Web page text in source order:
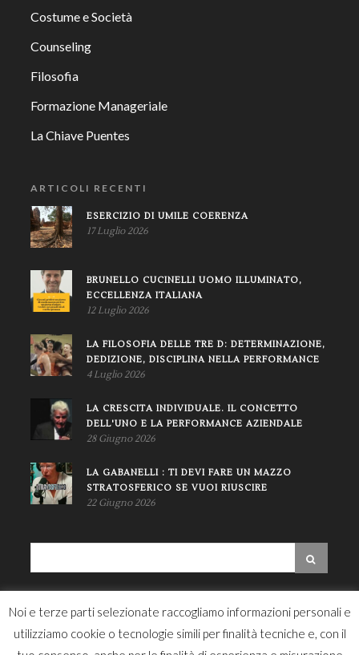
Costume e Società
Counseling
Filosofia
Formazione Manageriale
La Chiave Puentes
ARTICOLI RECENTI
ESERCIZIO DI UMILE COERENZA
17 Luglio 2026
BRUNELLO CUCINELLI UOMO ILLUMINATO,
ECCELLENZA ITALIANA
12 Luglio 2026
LA FILOSOFIA DELLE TRE D: DETERMINAZIONE,
DEDIZIONE, DISCIPLINA NELLA PERFORMANCE
4 Luglio 2026
LA CRESCITA INDIVIDUALE. IL CONCETTO
DELL'UNO E LA PERFORMANCE AZIENDALE
28 Giugno 2026
LA GABANELLI : TI DEVI FARE UN MAZZO
STRATOSFERICO SE VUOI RIUSCIRE
22 Giugno 2026
NEWSLETTER
Noi e terze parti selezionate raccogliamo informazioni personali e
utilizziamo cookie o tecnologie simili per finalità tecniche e, con il